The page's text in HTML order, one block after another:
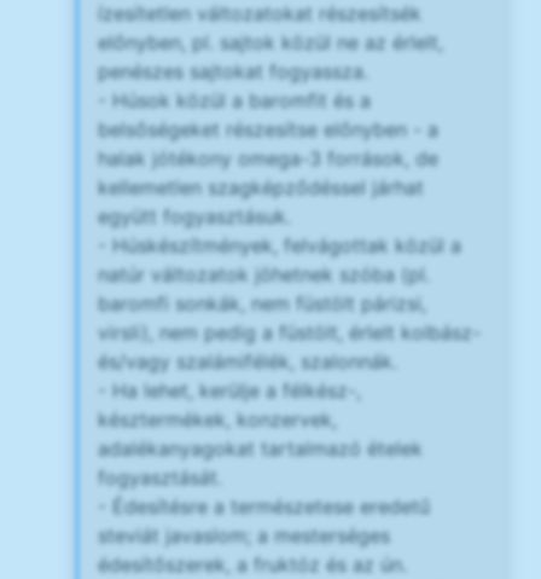
ízesítetlen változatokat részesítsék
előnyben, pl. sajtok közül ne az érlelt,
penészes sajtokat fogyassza.
- Húsok közül a baromfit és a
belsőségeket részesítse előnyben - a
halak jótékony omega-3 források, de
kellemetlen szagképződéssel járhat
együtt fogyasztásuk.
- Húskészítmények, felvágottak közül a
natúr változatok jöhetnek szóba (pl.
baromfi sonkák, nem füstölt párizsi,
virsli), nem pedig a füstölt, érlelt kolbász-
és/vagy szalámifélék, szalonnák.
- Ha lehet, kerülje a félkész-,
késztermékek, konzervek,
adalékanyagokat tartalmazó ételek
fogyasztását.
- Édesítésre a természetese eredetű
steviát javaslom; a mesterséges
édesítőszerek, a fruktóz és az ún.